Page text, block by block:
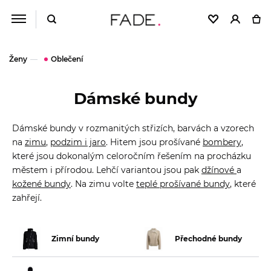
Ženy Oblečení
Dámské bundy
Dámské bundy v rozmanitých střizích, barvách a vzorech
na zimu, podzim i jaro. Hitem jsou prošívané bombery,
které jsou dokonalým celoročním řešením na procházku
městem i přírodou. Lehčí variantou jsou pak džínové a
kožené bundy. Na zimu volte teplé prošívané bundy, které
zahřejí.
Zimní bundy Přechodné bundy